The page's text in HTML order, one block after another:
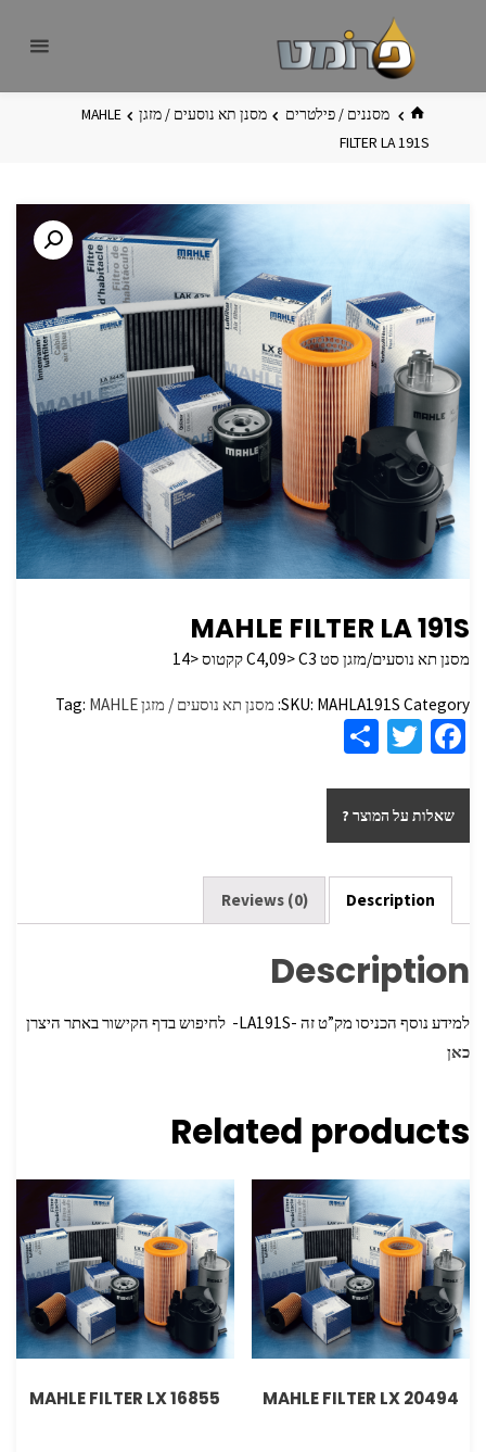
בית מסננים / פילטרים מסנן תא נוסעים / מזגן
MAHLE
FILTER LA 191S
MAHLE FILTER LA 191S
מסנן תא נוסעים/מזגן סט C4,09> C3 קקטוס <14
SKU: MAHLA191S Category: מסנן תא נוסעים / מזגן Tag: MAHLE
Fa
b
o
o
k
T
tt
er
ar
e
שאלות על המוצר ?
Description
Reviews (0)
Description
למידע נוסף הכניסו מק”ט זה -LA191S- לחיפוש בדף הקישור באתר היצרן
כאן
Related products
MAHLE FILTER LX 20494
MAHLE FILTER LX 16855